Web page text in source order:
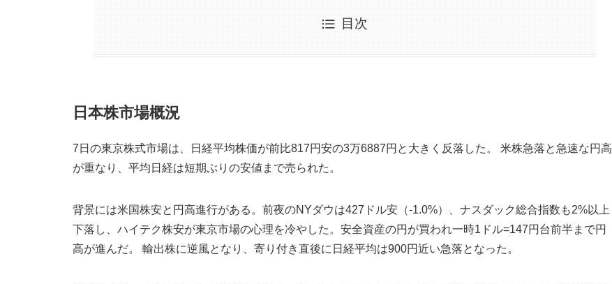
目次
日本株市場概況
7日の東京株式市場は、日経平均株価が前比817円安の3万6887円と大きく反落した。 米株急落と急速な円高
が重なり、平均日経は短期ぶりの安値まで売られた。
背景には米国株安と円高進行がある。前夜のNYダウは427ドル安（-1.0%）、ナスダック総合指数も2%以上
下落し、ハイテク株安が東京市場の心理を冷やした。安全資産の円が買われ一時1ドル=147円台前半まで円
高が進んだ。 輸出株に逆風となり、寄り付き直後に日経平均は900円近い急落となった。